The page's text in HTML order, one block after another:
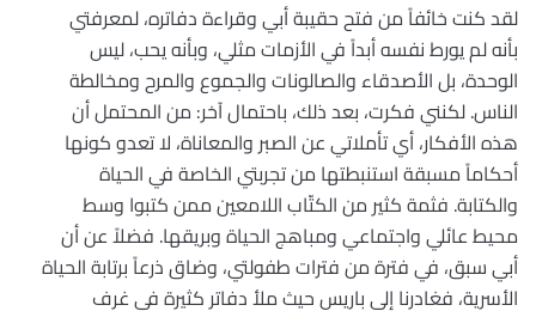
لقد كنت خائفاً من فتح حقيبة أبي وقراءة دفاتره، لمعرفتي
بأنه لم يورط نفسه أبداً في الأزمات مثلي، وبأنه يحب، ليس
الوحدة، بل الأصدقاء والصالونات والجموع والمرح ومخالطة
الناس. لكنني فكرت، بعد ذلك، باحتمال آخر: من المحتمل أن
هذه الأفكار، أي تأملاتي عن الصبر والمعاناة، لا تعدو كونها
أحكاماً مسبقة استنبطتها من تجربتي الخاصة في الحياة
والكتابة. فثمة كثير من الكتّاب اللامعين ممن كتبوا وسط
محيط عائلي واجتماعي ومباهج الحياة وبريقها. فضلاً عن أن
أبي سبق، في فترة من فترات طفولتي، وضاق ذرعاً برتابة الحياة
الأسرية، فغادرنا إلى باريس حيث ملأ دفاتر كثيرة في غرف